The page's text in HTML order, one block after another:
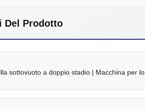
Del Prodotto
sottovuoto a doppio stadio | Macchina per lo